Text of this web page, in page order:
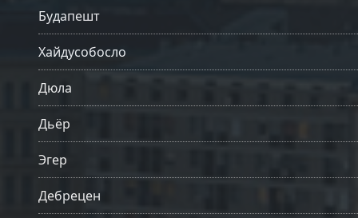
Будапешт
Хайдусобосло
Дюла
Дьёр
Эгер
Дебрецен